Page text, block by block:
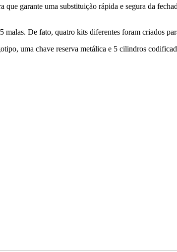
garante uma substituição rápida e segura da
De fato, quatro kits diferentes foram criados
uma chave reserva metálica e 5 cilindros